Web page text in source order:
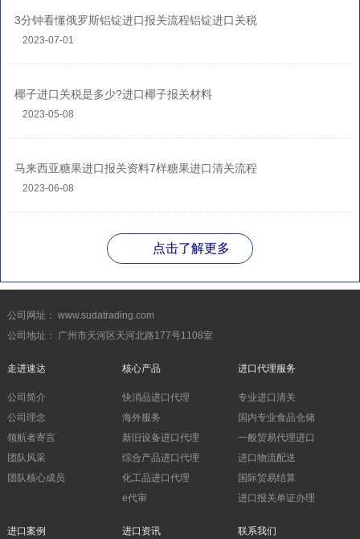
3分钟看懂俄罗斯铝锭进口报关流程铝锭进口关税
2023-07-01
椰子进口关税是多少?进口椰子报关材料
2023-05-08
马来西亚糖果进口报关资料7样糖果进口清关流程
2023-06-08
点击了解更多
公司网址： www.sudatrading.com
公司地址： 广州市天河区天河北路177号1108室
走进速达
公司简介
公司理念
领航者寄言
团队风采
团队核心成员
核心产品
快消品进口代理
海外服务
新旧设备进口代理
综合产品进口代理
化工品进口代理
e代审
进口代理服务
专业进口清关
国内专业食品仓储
一般贸易代理进口
进口物流配送
国际贸易结算
进口报关单证办理
进口案例 进口资讯 联系我们